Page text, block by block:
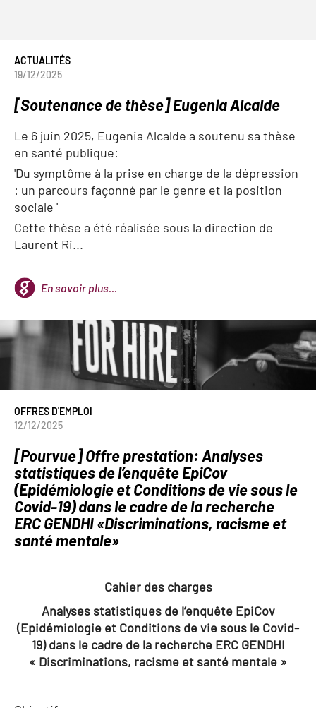
ACTUALITÉS
19/12/2025
[Soutenance de thèse] Eugenia Alcalde
Le 6 juin 2025, Eugenia Alcalde a soutenu sa thèse
en santé publique:
'Du symptôme à la prise en charge de la dépression
: un parcours façonné par le genre et la position
sociale '
Cette thèse a été réalisée sous la direction de
Laurent Ri...
En savoir plus...
OFFRES D'EMPLOI
12/12/2025
[Pourvue] Offre prestation: Analyses
statistiques de l’enquête EpiCov
(Epidémiologie et Conditions de vie sous le
Covid-19) dans le cadre de la recherche
ERC GENDHI «Discriminations, racisme et
santé mentale»
Cahier des charges
Analyses statistiques de l’enquête EpiCov
(Epidémiologie et Conditions de vie sous le Covid-
19) dans le cadre de la recherche ERC GENDHI
« Discriminations, racisme et santé mentale »